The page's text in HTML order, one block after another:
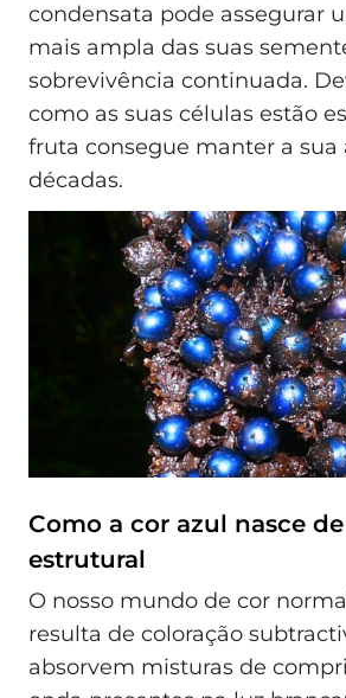
condensata pode assegurar
mais ampla das suas
sobrevivência continuada.
como as suas células estão
fruta consegue manter a sua
décadas.
Como a cor azul nasce
estrutural
O nosso mundo de cor
resulta de coloração
absorvem misturas de